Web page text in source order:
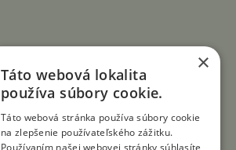
×
Táto webová lokalita
používa súbory cookie.
Táto webová stránka používa súbory cookie
na zlepšenie používateľského zážitku.
Používaním našej webovej stránky súhlasíte